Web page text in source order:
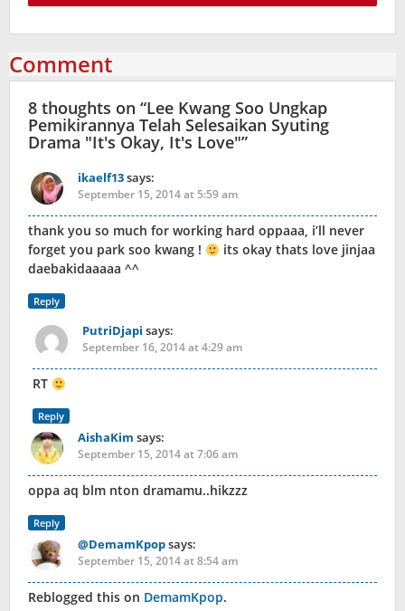
Comment
8 thoughts on “Lee Kwang Soo Ungkap
Pemikirannya Telah Selesaikan Syuting
Drama "It's Okay, It's Love"”
ikaelf13says:
September 15, 2014 at 5:59 am
thank you so much for working hard oppaaa, i’ll never
forget you park soo kwang !
its okay thats love jinjaa
daebakidaaaaa ^^
Reply
PutriDjapi says:
September 16, 2014 at 4:29 am
RT
Reply
AishaKim says:
September 15, 2014 at 7:06 am
oppa aq blm nton dramamu..hikzzz
Reply
@DemamKpopsays:
September 15, 2014 at 8:54 am
Reblogged this on DemamKpop.